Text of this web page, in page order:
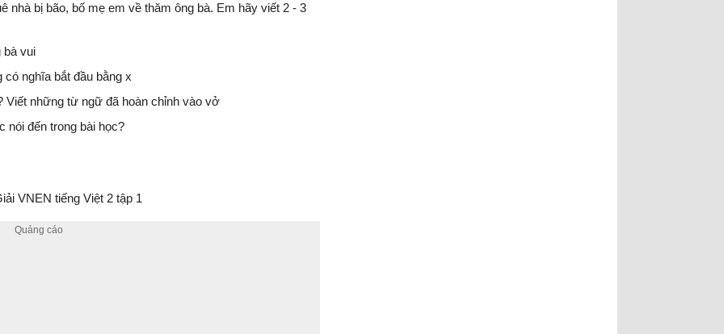
bị bão, bố mẹ em về thăm ông bà. Em hãy viết 2 - 3
bà vui
có nghĩa bắt đầu bằng x
Viết những từ ngữ đã hoàn chỉnh vào vở
nói đến trong bài học?
VNEN tiếng Việt 2 tập 1